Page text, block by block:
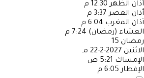
أذان الظهر 12:30 م
أذان العصر 3:37 م
أذان المغرب 6:04 م
العشاء (رمضان) 7:24 م
رمضان 15
الاثنين 2027-2-22 مـ
الإمساك 5:21 ص
الإفطار 6:05 م